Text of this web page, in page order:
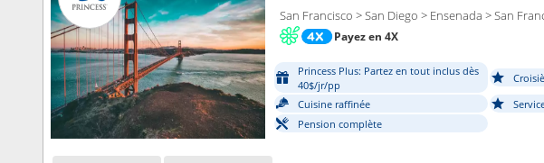
San Francisco > San Diego > Ensenada > San
Payez en 4X
Princess Plus: Partez en tout inclus dès
40$/jr/pp
Cuisine raffinée
Pension complète